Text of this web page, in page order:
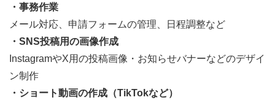
・事務作業
メール対応、申請フォームの管理、日程調整など
・SNS投稿用の画像作成
InstagramやX用の投稿画像・お知らせバナーなどのデザイ
ン制作
・ショート動画の作成（TikTokなど）